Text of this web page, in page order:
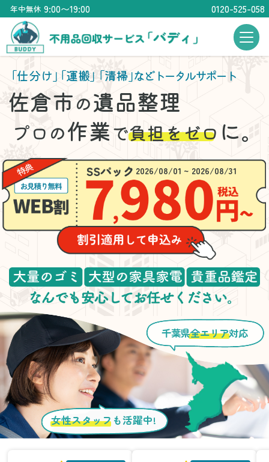
年中無休 9:00〜19:00 0120-525-058
「仕分け」「運搬」「清掃」などトータルサポート
佐倉市の遺品整理
プロの作業で負担をゼロ に。
2026/08/01 ~ 2026/08/31
女性スタッフ も活躍中!
千葉県全エリア対応